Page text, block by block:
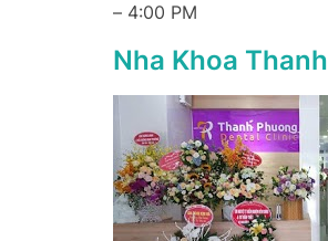
– 4:00 PM
Nha Khoa